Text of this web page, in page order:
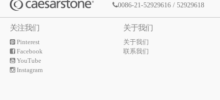
0086-21-52929616 / 52929618
关注我们
Pinterest
Facebook
YouTube
Instagram
关于我们
关于我们
联系我们